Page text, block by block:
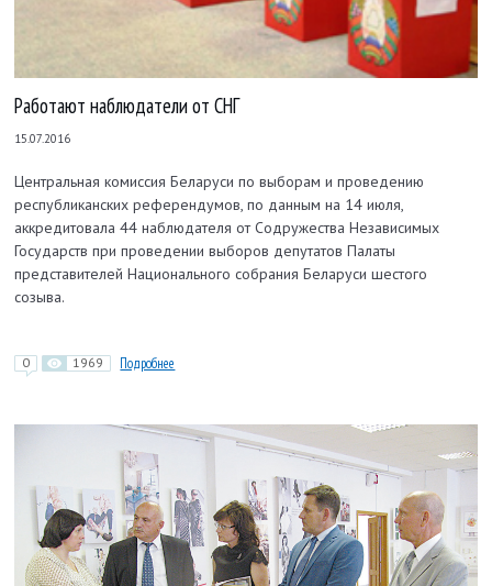
Работают наблюдатели от СНГ
15.07.2016
Центральная комиссия Беларуси по выборам и проведению
республиканских референдумов, по данным на 14 июля,
аккредитовала 44 наблюдателя от Содружества Независимых
Государств при проведении выборов депутатов Палаты
представителей Национального собрания Беларуси шестого
созыва.
0 1969 Подробнее